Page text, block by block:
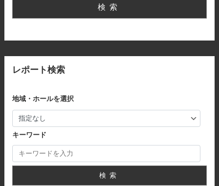
検索
レポート検索
地域・ホールを選択
キーワード
検索